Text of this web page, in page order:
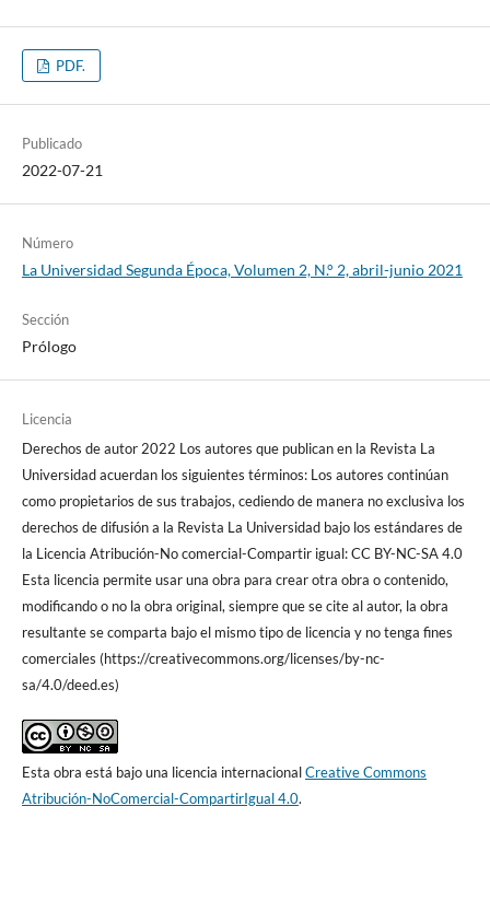
PDF.
Publicado
2022-07-21
Número
La Universidad Segunda Época, Volumen 2, N.° 2, abril-junio 2021
Sección
Prólogo
Licencia
Derechos de autor 2022 Los autores que publican en la Revista La
Universidad acuerdan los siguientes términos: Los autores continúan
como propietarios de sus trabajos, cediendo de manera no exclusiva los
derechos de difusión a la Revista La Universidad bajo los estándares de
la Licencia Atribución-No comercial-Compartir igual: CC BY-NC-SA 4.0
Esta licencia permite usar una obra para crear otra obra o contenido,
modificando o no la obra original, siempre que se cite al autor, la obra
resultante se comparta bajo el mismo tipo de licencia y no tenga fines
comerciales (https://creativecommons.org/licenses/by-nc-
sa/4.0/deed.es)
Esta obra está bajo una licencia internacionalCreative Commons
Atribución-NoComercial-CompartirIgual 4.0.